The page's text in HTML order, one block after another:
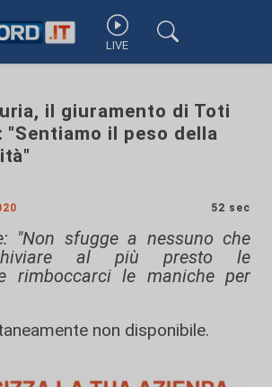
LIVE
il giuramento di Toti
"Sentiamo il peso della
52 sec
"Non sfugge a nessuno che
al più presto le
rimboccarci le maniche per
non disponibile.